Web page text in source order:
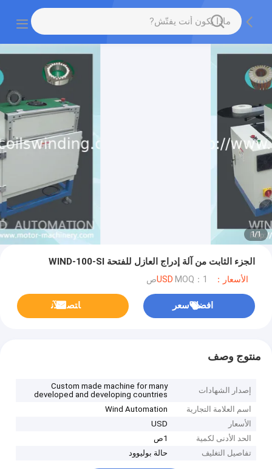
1
/
1
الجزء الثابت من آلة إدراج العازل للفتحة WIND-100-SI
الأسعار：USD MOQ：1ص
افضل سعر ﺎﺘﺼﻟ ﺍﻶﻧ
منتوج وصف
إصدار الشهادات
Custom made machine for many
developed and developing countries
اسم العلامة التجارية
Wind Automation
الأسعار
USD
الحد الأدنى لكمية
1ص
تفاصيل التغليف
حالة بوليوود